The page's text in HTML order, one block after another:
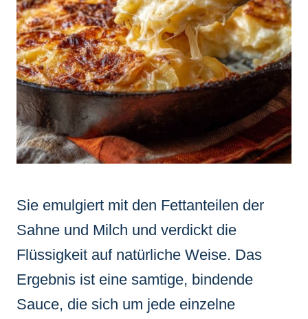
Sie emulgiert mit den Fettanteilen der
Sahne und Milch und verdickt die
Flüssigkeit auf natürliche Weise. Das
Ergebnis ist eine samtige, bindende
Sauce, die sich um jede einzelne